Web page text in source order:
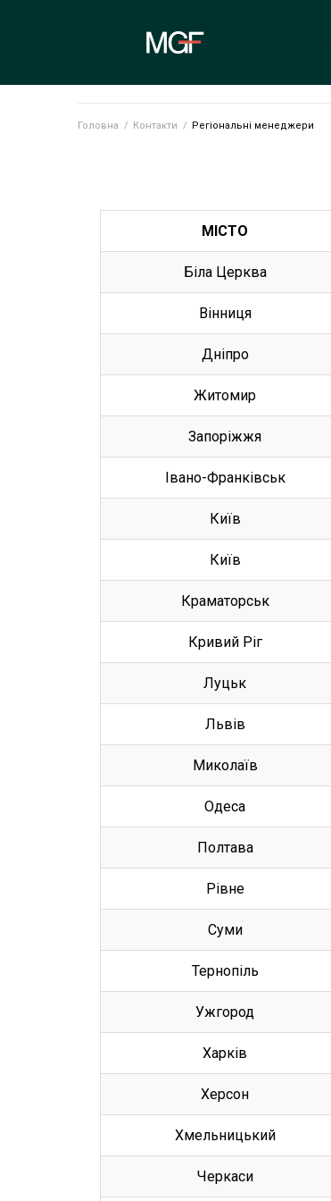
Головна / Контакти / Регіональні менеджери
МІСТО
Біла Церква
Вінниця
Дніпро
Житомир
Запоріжжя
Івано-Франківськ
Київ
Київ
Краматорськ
Кривий Ріг
Луцьк
Львів
Миколаїв
Одеса
Полтава
Рівне
Суми
Тернопіль
Ужгород
Харків
Херсон
Хмельницький
Черкаси